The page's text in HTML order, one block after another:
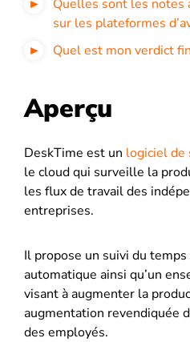
Quelles sont les notes
sur les plateformes
Quel est mon verdict
Aperçu
DeskTime est un logiciel de
le cloud qui surveille la
les flux de travail des
entreprises.
Il propose un suivi du
automatique ainsi qu’un
visant à augmenter la
augmentation revendiquée
des employés.